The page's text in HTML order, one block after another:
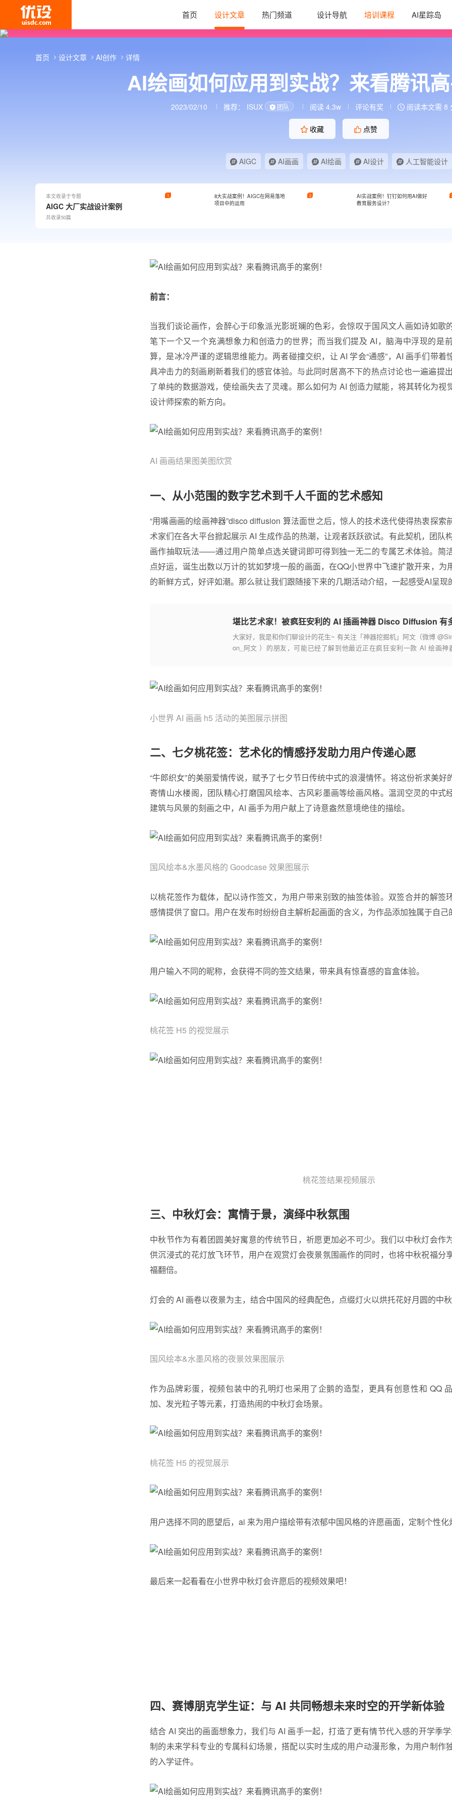
首页 设计文章 热门频道 设计导航 培训课程 AI星踪岛
AI绘画如何应用到实战？来看腾讯
2023/02/10 推荐： ISUX 团队 阅读 4.3w 评论有奖 阅读本文需 8
收藏 点赞
AIGC AI画画 AI绘画 AI设计 人工智能设计
本文收录于专题
AIGC 大厂实战设计案例
共收录50篇
1
8大实战案例！AIGC在网易落地
项目中的运用
2
AI实战案例！钉钉如何用AI做好
教育服务设计？
首页 设计文章 AI创作 详情
前言：
当我们谈论画作，会醉心于印象派光影斑斓的色彩，会惊叹于国风文人画如诗如歌
笔下一个又一个充满想象力和创造力的世界；而当我们提及 AI，脑海中浮现的是
算，是冰冷严谨的逻辑思维能力。两者碰撞交织，让 AI 学会“通感”，AI 画手们带着
具冲击力的刻画刷新着我们的感官体验。与此同时居高不下的热点讨论也一遍遍提
了单纯的数据游戏，使绘画失去了灵魂。那么如何为 AI 创造力赋能，将其转化为视
设计师探索的新方向。
AI 画画结果图美图欣赏
一、从小范围的数字艺术到千人千面的艺术感知
“用嘴画画的绘画神器”disco diffusion 算法面世之后，惊人的技术迭代使得热衷探索
术家们在各大平台掀起展示 AI 生成作品的热潮，让观者跃跃欲试。有此契机，团队
画作抽取玩法——通过用户简单点选关键词即可得到独一无二的专属艺术体验。简
点好运，诞生出数以万计的犹如梦境一般的画面，在QQ小世界中飞速扩散开来，为
的新鲜方式，好评如潮。那么就让我们跟随接下来的几期活动介绍，一起感受AI呈现
堪比艺术家！被疯狂安利的 AI 插画神器 Disco Diffusion 有
大家好，我是和你们聊设计的花生~ 有关注「神器挖掘机」阿文（微博
on_阿文 ）的朋友，可能已经了解到他最近正在疯狂安利一款 AI 绘画神
小世界 AI 画画 h5 活动的美图展示拼图
二、七夕桃花签：艺术化的情感抒发助力用户传递心愿
“牛郎织女”的美丽爱情传说，赋予了七夕节日传统中式的浪漫情怀。将这份祈求美好
寄情山水楼阁，团队精心打磨国风绘本、古风彩墨画等绘画风格。温润空灵的中式
建筑与风景的刻画之中，AI 画手为用户献上了诗意盎然意境绝佳的描绘。
国风绘本&水墨风格的 Goodcase 效果图展示
以桃花签作为载体，配以诗作签文，为用户带来别致的抽签体验。双签合并的解签
感情提供了窗口。用户在发布时纷纷自主解析起画面的含义，为作品添加独属于自己
用户输入不同的昵称，会获得不同的签文结果，带来具有惊喜感的盲盒体验。
桃花签 H5 的视觉展示
桃花签结果视频展示
三、中秋灯会：寓情于景，演绎中秋氛围
中秋节作为有着团圆美好寓意的传统节日，祈愿更加必不可少。我们以中秋灯会作
供沉浸式的花灯放飞环节，用户在观赏灯会夜景氛围画作的同时，也将中秋祝福分
福翻倍。
灯会的 AI 画卷以夜景为主，结合中国风的经典配色，点缀灯火以烘托花好月圆的中
国风绘本&水墨风格的夜景效果图展示
作为品牌彩蛋，视频包装中的孔明灯也采用了企鹅的造型，更具有创意性和 QQ
加、发光粒子等元素，打造热闹的中秋灯会场景。
桃花签 H5 的视觉展示
用户选择不同的愿望后，ai 来为用户描绘带有浓郁中国风格的许愿画面，定制个性化
最后来一起看看在小世界中秋灯会许愿后的视频效果吧！
四、赛博朋克学生证：与 AI 共同畅想未来时空的开学新体验
结合 AI 突出的画面想象力，我们与 AI 画手一起，打造了更有情节代入感的开学季
制的未来学科专业的专属科幻场景，搭配以实时生成的用户动漫形象，为用户制作
的入学证件。